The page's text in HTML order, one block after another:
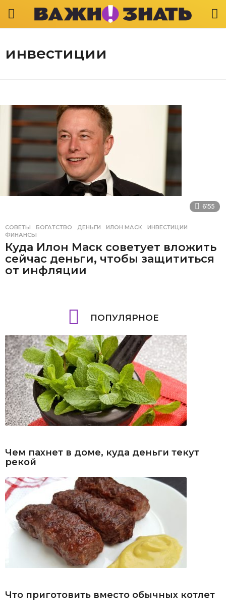
инвестиции
6155
СОВЕТЫ БОГАТСТВО ,ДЕНЬГИ ,ИЛОН МАСК ,ИНВЕСТИЦИИ
ФИНАНСЫ
Куда Илон Маск советует вложить
сейчас деньги, чтобы защититься
от инфляции
ПОПУЛЯРНОЕ
Чем пахнет в доме, куда деньги текут
рекой
Что приготовить вместо обычных котлет